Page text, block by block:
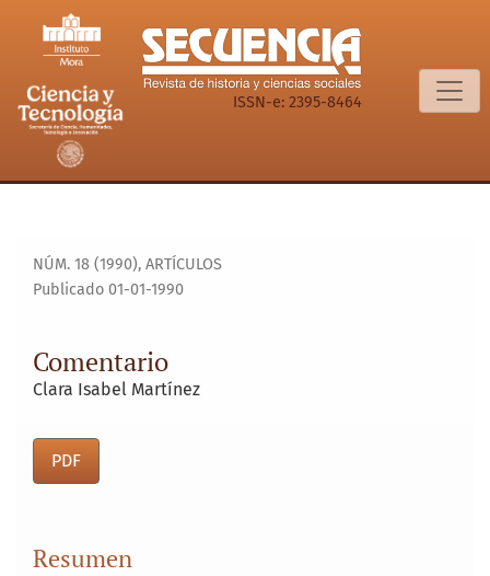
Comentario
ISSN-e: 2395-8464
NÚM. 18 (1990), ARTÍCULOS
Comentario
Publicado 01-01-1990
Clara Isabel Martínez
PDF
Resumen